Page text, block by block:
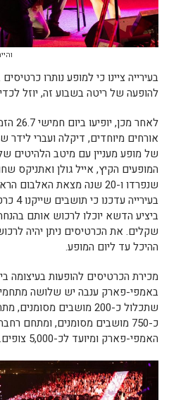
בעירייה ציינו כי למופע נותרו
להופעה של ריטה בשבוע זה, יוזל לכדי 100 שקלים, במקום 130.
לאחר
אורחים מיוחדים, דיקלה ועברי לידר
של מופע מעניין עם מיטב הלהיטים
שנפרדו ו-20 שנה מצאת
שקלים. את הכרטיסים ניתן יהיה
ההיכל עד ליום המופע.
מכירת הכרטיסים להופעות בעיצומה
באמפי-פארק ענבה יש שלושה
שתכלול כ-200 מושבים
כ-750 מושבים מסומנים,
האמפי-פארק ומיועד לכ-5,000 צופים.